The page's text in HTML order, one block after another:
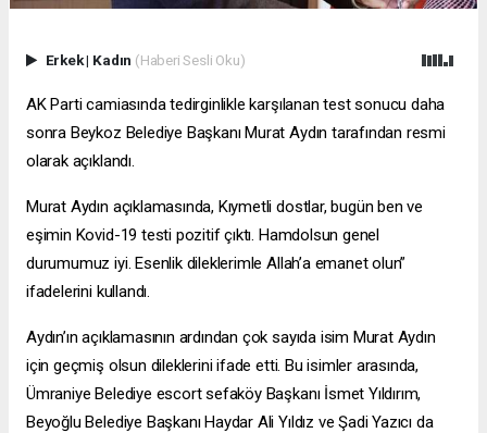
Erkek| Kadın (Haberi Sesli Oku)
AK Parti camiasında tedirginlikle karşılanan test sonucu daha
sonra Beykoz Belediye Başkanı Murat Aydın tarafından resmi
olarak açıklandı.
Murat Aydın açıklamasında, Kıymetli dostlar, bugün ben ve
eşimin Kovid-19 testi pozitif çıktı. Hamdolsun genel
durumumuz iyi. Esenlik dileklerimle Allah’a emanet olun”
ifadelerini kullandı.
Aydın’ın açıklamasının ardından çok sayıda isim Murat Aydın
için geçmiş olsun dileklerini ifade etti. Bu isimler arasında,
Ümraniye Belediye escort sefaköyBaşkanı İsmet Yıldırım,
Beyoğlu Belediye Başkanı Haydar Ali Yıldız ve Şadi Yazıcı da